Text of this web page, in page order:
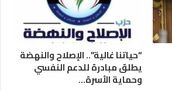
“حياتنا غالية”.. الإصلاح والنهضة
يطلق مبادرة للدعم النفسي
وحماية الأسرة…